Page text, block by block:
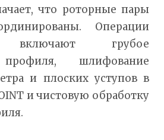
что роторные пары
Операции
включают грубое
шлифование
и плоских уступов в
и чистовую обработку